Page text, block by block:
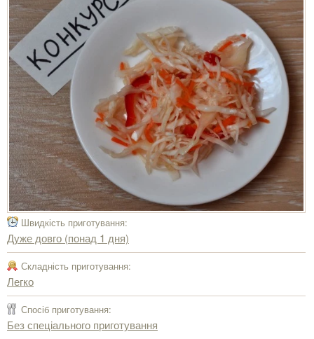
Швидкість приготування:
Дуже довго (понад 1 дня)
Складність приготування:
Легко
Спосіб приготування:
Без спеціального приготування